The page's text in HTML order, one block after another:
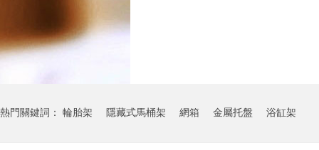
氣瓶料架
熱門關鍵詞： 輪胎架 隱藏式馬桶架 網箱 金屬托盤 浴缸架